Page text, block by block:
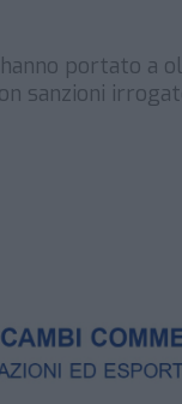
portato a
sanzioni